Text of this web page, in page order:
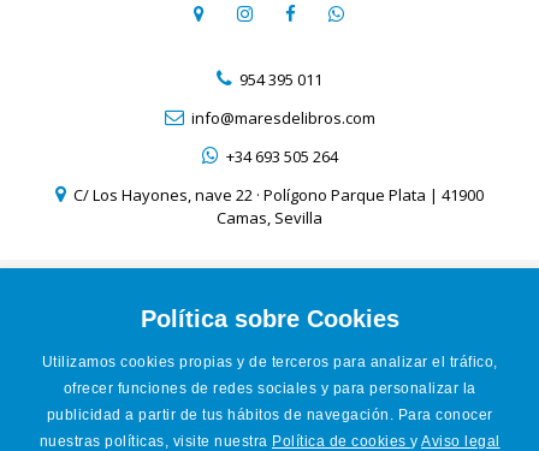
Política sobre Cookies
Utilizamos cookies propias y de terceros para analizar el tráfico,
ofrecer funciones de redes sociales y para personalizar la
publicidad a partir de tus hábitos de navegación. Para conocer
nuestras políticas, visite nuestra Política de cookies y Aviso legal
954 395 011
info@maresdelibros.com
+34 693 505 264
C/ Los Hayones, nave 22 · Polígono Parque Plata | 41900
Camas, Sevilla
Política de Cookies
Condiciones de venta online
Accesibilidad